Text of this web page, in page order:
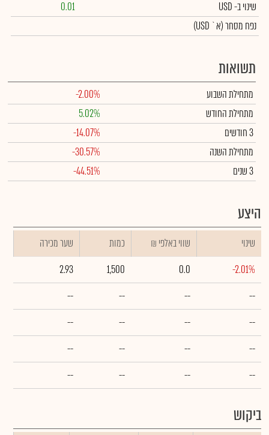
שינויב- USD
0.01
נפח מסחר(א` USD)
תשואות
מתחילת השבוע
-2.00%
מתחילת החודש
5.02%
3 חודשים
-14.07%
מתחילת השנה
-30.57%
3 שנים
-44.51%
היצע
שינוי ₪ שווי באלפי כמות
שער מכירה
-2.01%
0.0
1,500
2.93
--
--
--
--
--
--
--
--
--
--
--
--
--
--
--
--
ביקוש